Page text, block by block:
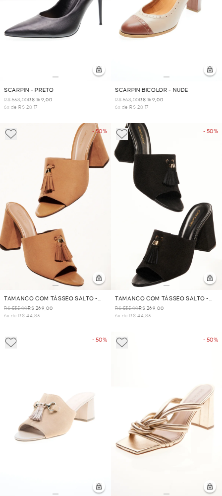
SCARPIN - PRETO
R$ 558,00R$ 169,00
6x de R$ 28,17
SCARPIN BICOLOR - NUDE
R$ 568,00R$ 169,00
6x de R$ 28,17
- 50%
TAMANCO COM TÁSSEO SALTO -
CAMEL
R$ 535,00R$ 269,00
6x de R$ 44,83
- 50%
TAMANCO COM TÁSSEO SALTO -
PRETO
R$ 535,00R$ 269,00
6x de R$ 44,83
- 50% - 50%